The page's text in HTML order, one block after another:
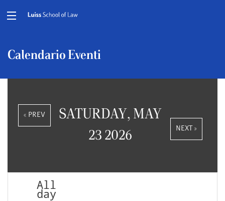
Calendario Eventi
« PREV
SATURDAY, MAY
23 2026
NEXT »
All
day